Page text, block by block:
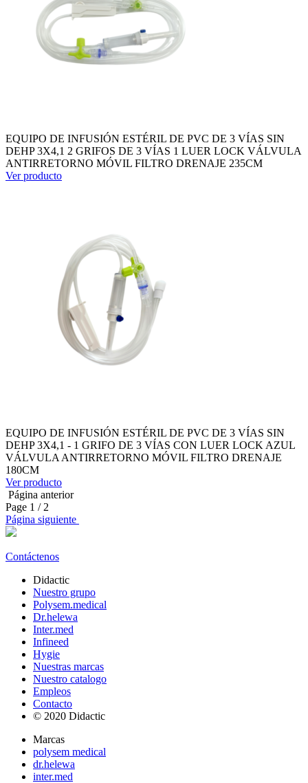
EQUIPO DE INFUSIÓN ESTÉRIL DE PVC DE 3 VÍAS SIN
DEHP 3X4,1 2 GRIFOS DE 3 VÍAS 1 LUER LOCK VÁLVULA
ANTIRRETORNO MÓVIL FILTRO DRENAJE 235CM
Ver producto
EQUIPO DE INFUSIÓN ESTÉRIL DE PVC DE 3 VÍAS SIN
DEHP 3X4,1 - 1 GRIFO DE 3 VÍAS CON LUER LOCK AZUL
VÁLVULA ANTIRRETORNO MÓVIL FILTRO DRENAJE
180CM
Ver producto
Página anterior
Page 1 / 2
Página siguiente
Contáctenos
Didactic
Nuestro grupo
Polysem.medical
Dr.helewa
Inter.med
Infineed
Hygie
Nuestras marcas
Nuestro catalogo
Empleos
Contacto
© 2020 Didactic
Marcas
polysem medical
dr.helewa
inter.med